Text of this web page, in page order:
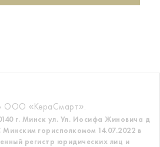
ООО «КераСмарт».
г. Минск ул. Ул. Иосифа Жиновича д
Минским горисполкомом 14.07.2022 в
регистр юридических лиц и